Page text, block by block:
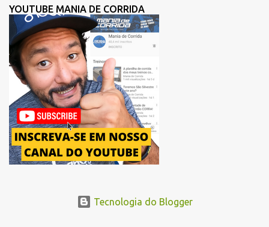
YOUTUBE MANIA DE CORRIDA
Tecnologia do Blogger